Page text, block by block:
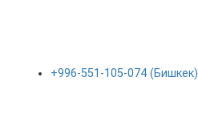
+996-551-105-074 (Бишкек)